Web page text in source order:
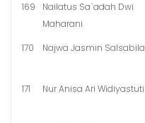
169
Nailatus Sa`adah Dwi
Maharani
170
Najwa Jasmin Salsabila
171
Nur Anisa Ari Widiyastuti